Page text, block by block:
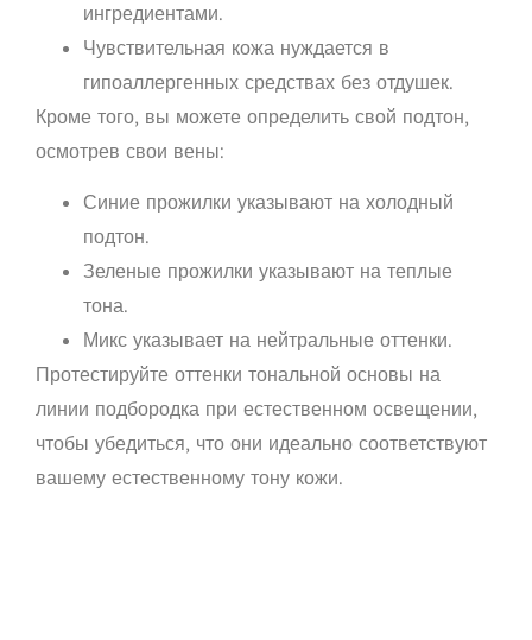
ингредиентами.
Чувствительная кожа нуждается в
гипоаллергенных средствах без отдушек.
Кроме того, вы можете определить свой подтон,
осмотрев свои вены:
Синие прожилки указывают на холодный
подтон.
Зеленые прожилки указывают на теплые
тона.
Микс указывает на нейтральные оттенки.
Протестируйте оттенки тональной основы на
линии подбородка при естественном освещении,
чтобы убедиться, что они идеально соответствуют
вашему естественному тону кожи.